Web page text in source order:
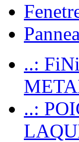
..:
..: